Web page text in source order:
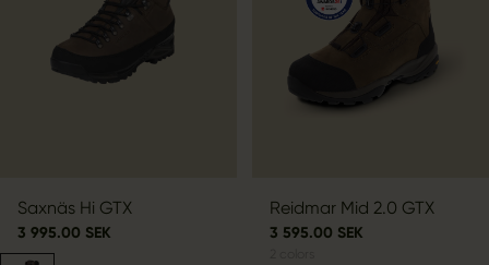
Saxnäs Hi GTX
3 995.00 SEK
Reidmar Mid 2.0 GTX
3 595.00 SEK